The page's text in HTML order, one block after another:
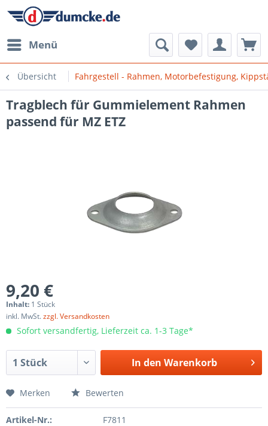
Menü
Übersicht Fahrgestell - Rahmen, Motorbefestigung,
Tragblech für Gummielement Rahmen
passend für MZ ETZ
9,20 €
Inhalt: 1 Stück
inkl. MwSt.zzgl. Versandkosten
Sofort versandfertig, Lieferzeit ca. 1-3 Tage*
In den Warenkorb
Merken Bewerten
Artikel-Nr.: F7811